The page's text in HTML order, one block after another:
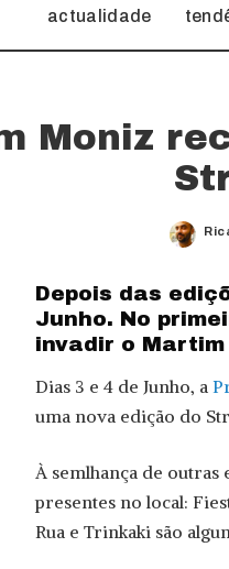
actualidade
Moniz
Depois das
Junho. No
invadir o
Dias 3 e 4 de Junho, a
uma nova edição do
À semlhança de
presentes no local:
Rua e Trinkaki são